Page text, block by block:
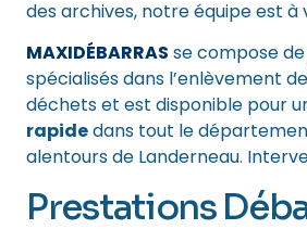
des archives, notre équipe est à
MAXIDÉBARRAS se compose
spécialisés dans l’enlèvement
déchets et est disponible pour
rapidedans tout le
alentours de Landerneau.
Prestations